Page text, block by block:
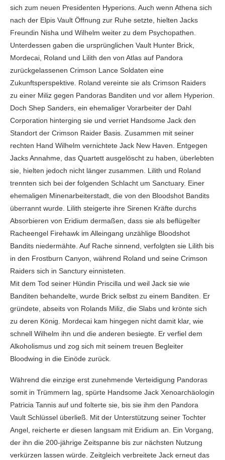
sich zum neuen Presidenten Hyperions. Auch wenn Athena sich
nach der Elpis Vault Öffnung zur Ruhe setzte, hielten Jacks
Freundin Nisha und Wilhelm weiter zu dem Psychopathen.
Unterdessen gaben die ursprünglichen Vault Hunter Brick,
Mordecai, Roland und Lilith den von Atlas auf Pandora
zurückgelassenen Crimson Lance Soldaten eine
Zukunftsperspektive. Roland vereinte sie als Crimson Raiders
zu einer Miliz gegen Pandoras Banditen und vor allem Hyperion.
Doch Shep Sanders, ein ehemaliger Vorarbeiter der Dahl
Corporation hinterging sie und verriet Handsome Jack den
Standort der Crimson Raider Basis. Zusammen mit seiner
rechten Hand Wilhelm vernichtete Jack New Haven. Entgegen
Jacks Annahme, das Quartett ausgelöscht zu haben, überlebten
sie, hielten jedoch nicht länger zusammen. Lilith und Roland
trennten sich bei der folgenden Schlacht um Sanctuary. Einer
ehemaligen Minenarbeiterstadt, die von den Bloodshot Bandits
überrannt wurde. Lilith steigerte ihre Sirenen Kräfte durchs
Absorbieren von Eridium dermaßen, dass sie als beflügelter
Racheengel Firehawk im Alleingang unzählige Bloodshot
Bandits niedermähte. Auf Rache sinnend, verfolgten sie Lilith bis
in den Frostburn Canyon, während Roland und seine Crimson
Raiders sich in Sanctury einnisteten.
Mit dem Tod seiner Hündin Priscilla und weil Jack sie wie
Banditen behandelte, wurde Brick selbst zu einem Banditen. Er
gründete, abseits von Rolands Miliz, die Slabs und krönte sich
zu deren König. Mordecai kam hingegen nicht damit klar, wie
schnell Wilhelm ihn und die anderen besiegte. Er verfiel dem
Alkoholismus und zog sich mit seinem treuen Begleiter
Bloodwing in die Einöde zurück.
Während die einzige erst zunehmende Verteidigung Pandoras
somit in Trümmern lag, spürte Handsome Jack Xenoarchäologin
Patricia Tannis auf und folterte sie, bis sie ihm den Pandora
Vault Schlüssel überließ. Mit der Unterstützung seiner Tochter
Angel, reicherte er diesen langsam mit Eridium an. Ein Vorgang,
der ihn die 200-jährige Zeitspanne bis zur nächsten Nutzung
verkürzen lassen würde. Zeitgleich verbreitete Jack erneut das